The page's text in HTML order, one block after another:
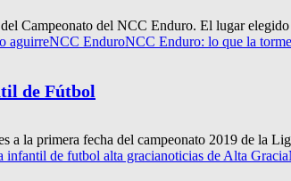
Campeonato del NCC Enduro. El lugar
aguirreNCC EnduroNCC Enduro: lo que la
de Fútbol
a la primera fecha del campeonato 2019 de la
infantil de futbol alta gracianoticias de Alta Gracia